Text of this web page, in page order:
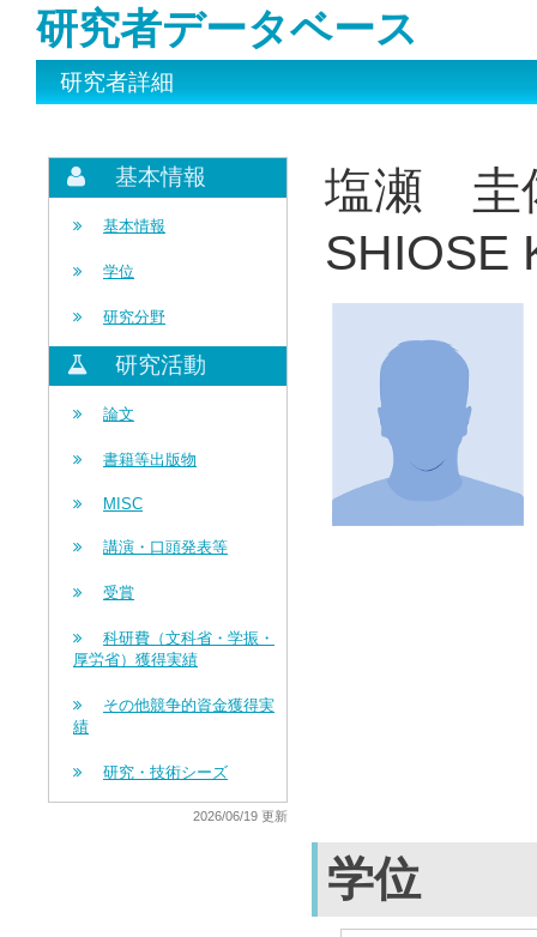
研究者データベース
研究者詳細
基本情報
基本情報
学位
研究分野
研究活動
論文
書籍等出版物
MISC
講演・口頭発表等
受賞
科研費（文科省・学振・
厚労省）獲得実績
その他競争的資金獲得実
績
研究・技術シーズ
2026/06/19 更新
塩瀬 圭
SHIOSE
学位